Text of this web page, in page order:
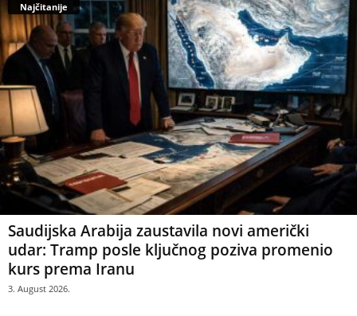
Najčitanije
Saudijska Arabija zaustavila novi američki
udar: Tramp posle ključnog poziva promenio
kurs prema Iranu
3. August 2026.